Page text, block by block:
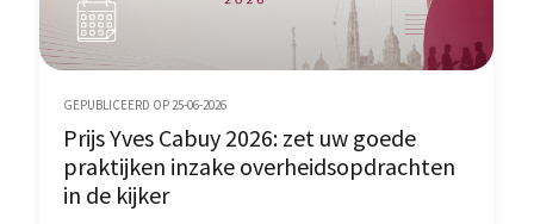
Prijs Yves Cabuy 2026: zet uw goede
praktijken inzake overheidsopdrachten
in de kijker
GEPUBLICEERD OP 25-06-2026